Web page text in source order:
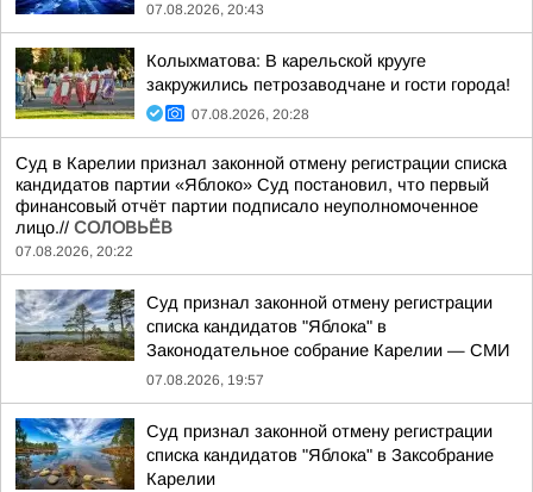
07.08.2026, 20:43
Колыхматова: В карельской крууге
закружились петрозаводчане и гости города!
07.08.2026, 20:28
Суд в Карелии признал законной отмену регистрации списка
кандидатов партии «Яблоко» Суд постановил, что первый
финансовый отчёт партии подписало неуполномоченное
лицо.// СОЛОВЬЁВ
07.08.2026, 20:22
Суд признал законной отмену регистрации
списка кандидатов "Яблока" в
Законодательное собрание Карелии — СМИ
07.08.2026, 19:57
Суд признал законной отмену регистрации
списка кандидатов "Яблока" в Заксобрание
Карелии